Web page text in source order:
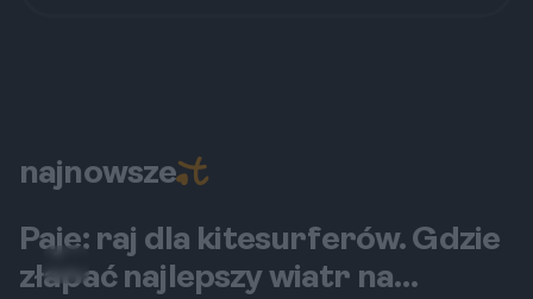
najnowsze
Paje: raj dla kitesurferów. Gdzie
złapać najlepszy wiatr na